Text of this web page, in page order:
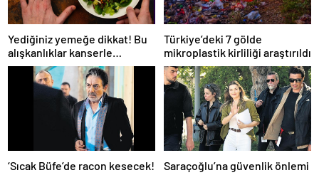
Yediğiniz yemeğe dikkat! Bu
alışkanlıklar kanserle
bağlantılı
Türkiye’deki 7 gölde
mikroplastik kirliliği araştırıldı
‘Sıcak Büfe’de racon kesecek! Saraçoğlu’na güvenlik önlemi